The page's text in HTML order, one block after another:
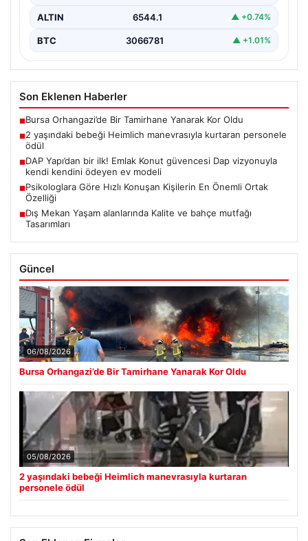
ALTIN 6544.1 ▲ +0.74%
BTC 3066781 ▲ +1.01%
Son Eklenen Haberler
■Bursa Orhangazi’de Bir Tamirhane Yanarak Kor Oldu
■2 yaşındaki bebeği Heimlich manevrasıyla kurtaran personele
ödül
■DAP Yapı’dan bir ilk! Emlak Konut güvencesi Dap vizyonuyla
kendi kendini ödeyen ev modeli
■Psikologlara Göre Hızlı Konuşan Kişilerin En Önemli Ortak
Özelliği
■Dış Mekan Yaşam alanlarında Kalite ve bahçe mutfağı
Tasarımları
Güncel
06/08/2026
Bursa Orhangazi’de Bir Tamirhane Yanarak Kor Oldu
05/08/2026
2 yaşındaki bebeği Heimlich manevrasıyla kurtaran
personele ödül